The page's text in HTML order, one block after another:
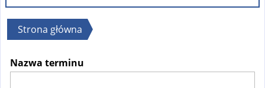
Jesteś
Strona główna
Nazwa terminu